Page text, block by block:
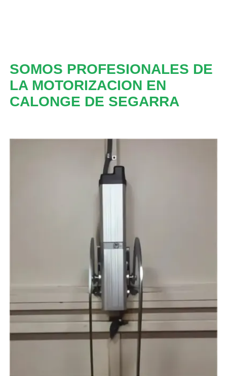
SOMOS PROFESIONALES DE
LA MOTORIZACION EN
CALONGE DE SEGARRA